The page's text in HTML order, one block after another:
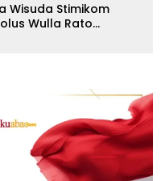
Wisuda Stimikom
Wulla Rato